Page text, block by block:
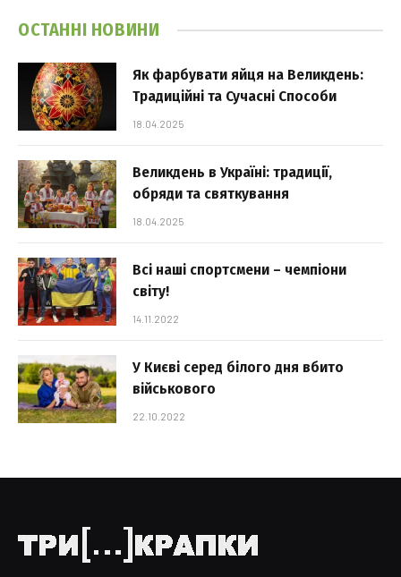
ОСТАННІ НОВИНИ
Як фарбувати яйця на Великдень:
Традиційні та Сучасні Способи
18.04.2025
Великдень в Україні: традиції,
обряди та святкування
18.04.2025
Всі наші спортсмени – чемпіони
світу!
14.11.2022
У Києві серед білого дня вбито
військового
22.10.2022